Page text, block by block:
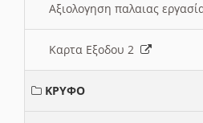
Αξιολογηση παλαιας
Καρτα Εξοδου 2
ΚΡΥΦΟ